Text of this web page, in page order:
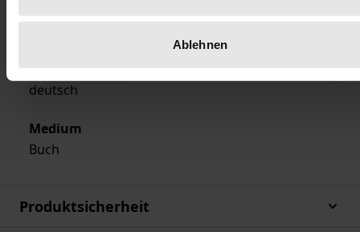
Ablehnen
Sprachen
deutsch
Medium
Buch
Produktsicherheit